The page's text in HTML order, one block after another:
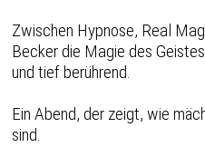
Zwischen Hypnose, Real
Becker die Magie des
und tief berührend.
Ein Abend, der zeigt, wie
sind.